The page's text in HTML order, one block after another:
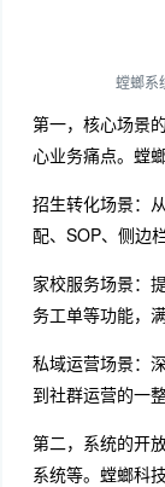
螳螂系
第一，核心场景
心业务痛点。螳
招生转化场景：
配、SOP、侧边
家校服务场景：
务工单等功能，
私域运营场景：
到社群运营的一
第二，系统的开
系统等。螳螂科